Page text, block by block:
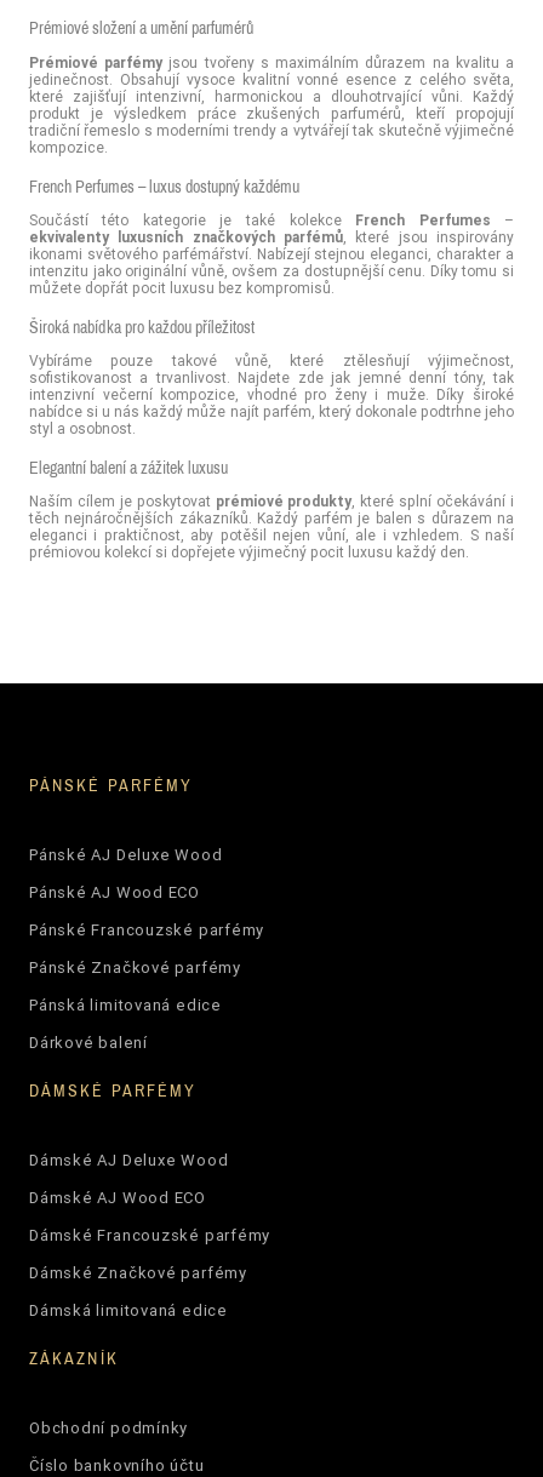
Prémiové složení a umění parfumérů
Prémiové parfémy jsou tvořeny s maximálním důrazem na kvalitu a
jedinečnost. Obsahují vysoce kvalitní vonné esence z celého světa,
které zajišťují intenzivní, harmonickou a dlouhotrvající vůni. Každý
produkt je výsledkem práce zkušených parfumérů, kteří propojují
tradiční řemeslo s moderními trendy a vytvářejí tak skutečně výjimečné
kompozice.
French Perfumes – luxus dostupný každému
Součástí této kategorie je také kolekce French Perfumes –
ekvivalenty luxusních značkových parfémů , které jsou inspirovány
ikonami světového parfémářství. Nabízejí stejnou eleganci, charakter a
intenzitu jako originální vůně, ovšem za dostupnější cenu. Díky tomu si
můžete dopřát pocit luxusu bez kompromisů.
Široká nabídka pro každou příležitost
Vybíráme pouze takové vůně, které ztělesňují výjimečnost,
sofistikovanost a trvanlivost. Najdete zde jak jemné denní tóny, tak
intenzivní večerní kompozice, vhodné pro ženy i muže. Díky široké
nabídce si u nás každý může najít parfém, který dokonale podtrhne jeho
styl a osobnost.
Elegantní balení a zážitek luxusu
Naším cílem je poskytovat prémiové produkty , které splní očekávání i
těch nejnáročnějších zákazníků. Každý parfém je balen s důrazem na
eleganci i praktičnost, aby potěšil nejen vůní, ale i vzhledem. S naší
prémiovou kolekcí si dopřejete výjimečný pocit luxusu každý den.
PÁNSKÉ PARFÉMY
Pánské AJ Deluxe Wood
Pánské AJ Wood ECO
Pánské Francouzské parfémy
Pánské Značkové parfémy
Pánská limitovaná edice
Dárkové balení
DÁMSKÉ PARFÉMY
Dámské AJ Deluxe Wood
Dámské AJ Wood ECO
Dámské Francouzské parfémy
Dámské Značkové parfémy
Dámská limitovaná edice
ZÁKAZNÍK
Obchodní podmínky
Číslo bankovního účtu